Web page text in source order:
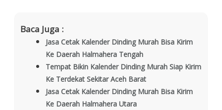
Baca Juga :
Jasa Cetak Kalender Dinding Murah Bisa Kirim
Ke Daerah Halmahera Tengah
Tempat Bikin Kalender Dinding Murah Siap Kirim
Ke Terdekat Sekitar Aceh Barat
Jasa Cetak Kalender Dinding Murah Bisa Kirim
Ke Daerah Halmahera Utara